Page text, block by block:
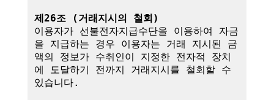
제26조 (거래지시의 철회)
이용자가 선불전자지급수단을 이용하여 자금
을 지급하는 경우 이용자는 거래 지시된 금
액의 정보가 수취인이 지정한 전자적 장치
에 도달하기 전까지 거래지시를 철회할 수
있습니다.